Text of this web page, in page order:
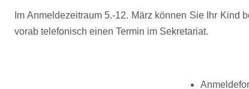
Im Anmeldezeitraum 5.-12. März können Sie Ihr
vorab telefonisch einen Termin im Sekretariat.